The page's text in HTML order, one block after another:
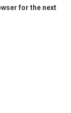
for the next